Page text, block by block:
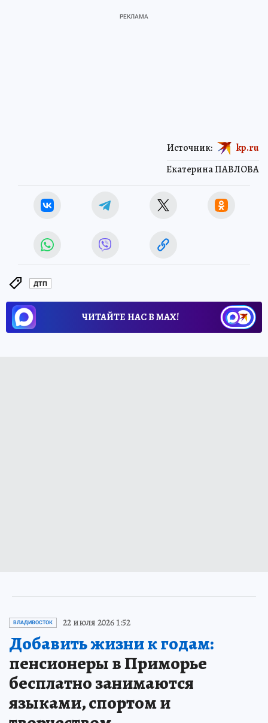
Екатерина ПАВЛОВА
Источник: kp.ru
ДТП
ЧИТАЙТЕ НАС В МАХ!
ВЛАДИВОСТОК 22 июля 2026 1:52
Добавить жизни к годам:
пенсионеры в Приморье
бесплатно занимаются
языками, спортом и